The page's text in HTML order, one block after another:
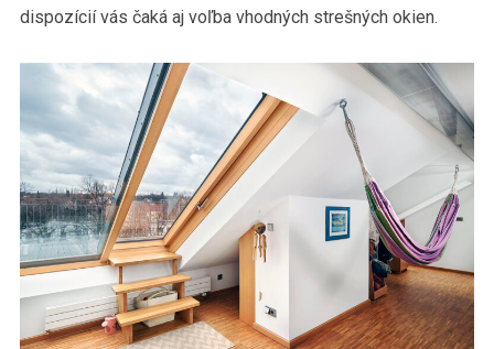
dispozícií vás čaká aj voľba vhodných strešných okien.